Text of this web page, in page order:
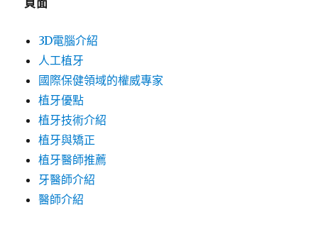
頁面
3D電腦介紹
人工植牙
國際保健領域的權威專家
植牙優點
植牙技術介紹
植牙與矯正
植牙醫師推薦
牙醫師介紹
醫師介紹